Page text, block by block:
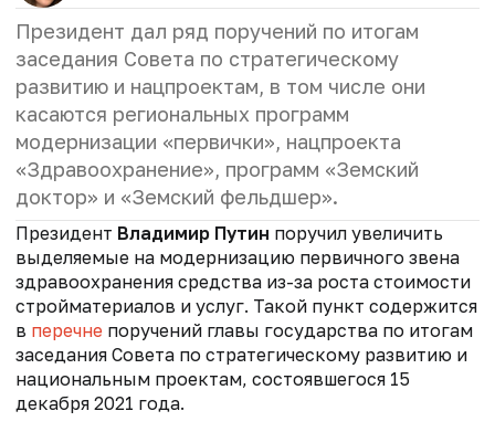
Президент дал ряд поручений по итогам
заседания Совета по стратегическому
развитию и нацпроектам, в том числе они
касаются региональных программ
модернизации «первички», нацпроекта
«Здравоохранение», программ «Земский
доктор» и «Земский фельдшер».
Президент Владимир Путин поручил увеличить
выделяемые на модернизацию первичного звена
здравоохранения средства из-за роста стоимости
стройматериалов и услуг. Такой пункт содержится
в перечне поручений главы государства по итогам
заседания Совета по стратегическому развитию и
национальным проектам, состоявшегося 15
декабря 2021 года.